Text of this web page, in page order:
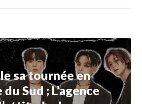
sa tournée en
Sud ; L’agence